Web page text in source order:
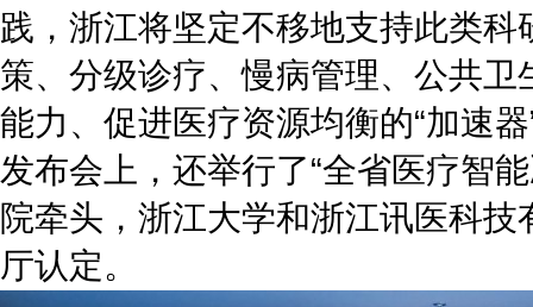
践，浙江将坚定不移地支持此类
策、分级诊疗、慢病管理、公共
能力、促进医疗资源均衡的“加速
发布会上，还举行了“全省医疗智
院牵头，浙江大学和浙江讯医科
厅认定。